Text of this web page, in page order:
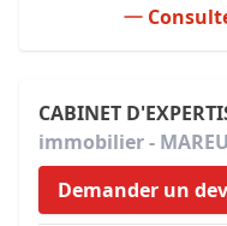
CABINET
immobilier -
Demander un